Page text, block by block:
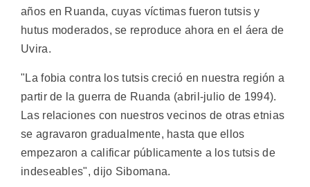
años en Ruanda, cuyas víctimas fueron tutsis y
hutus moderados, se reproduce ahora en el áera de
Uvira.
"La fobia contra los tutsis creció en nuestra región a
partir de la guerra de Ruanda (abril-julio de 1994).
Las relaciones con nuestros vecinos de otras etnias
se agravaron gradualmente, hasta que ellos
empezaron a calificar públicamente a los tutsis de
indeseables", dijo Sibomana.